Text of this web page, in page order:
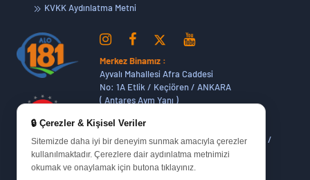
🔒 Çerezler & Kişisel Veriler
Sitemizde daha iyi bir deneyim sunmak amacıyla çerezler
kullanılmaktadır. Çerezlere dair aydınlatma metnimizi
okumak ve onaylamak için butona tıklayınız.
KVKK Aydınlatma Metni
Merkez Binamız :
Ayvalı Mahallesi Afra Caddesi
No: 1A Etlik / Keçiören / ANKARA
( Antares Avm Yanı )
Dikmen Hizmet Binamız :
Dikmen Caddesi No:14 (06420) Bakanlıklar /
ANKARA